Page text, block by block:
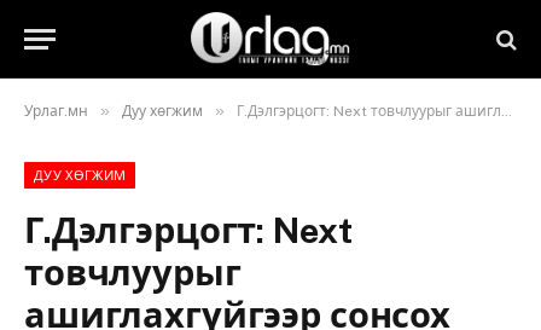
Урлаг.мн » Дуу хөгжим » Г.Дэлгэрцогт: Next товчлуурыг ашиглахгүйгээр сонсох уран бүтээл хийхийг хүсдэг
ДУУ ХӨГЖИМ
Г.Дэлгэрцогт: Next
товчлуурыг
ашиглахгүйгээр сонсох